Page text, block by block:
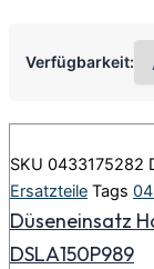
Verfügbarkeit:
SKU 0433175282
Ersatzteile Tags
Düseneinsatz
DSLA150P989